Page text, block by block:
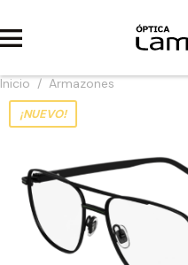
Inicio / Armazones
¡NUEVO!